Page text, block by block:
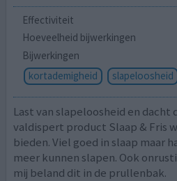
Effectiviteit
Hoeveelheid bijwerkingen
Bijwerkingen
kortademigheid
slapeloosheid
Last van slapeloosheid en dacht
valdispert product Slaap & Fris
bieden. Viel goed in slaap maar
meer kunnen slapen. Ook
mij beland dit in de prullenbak.